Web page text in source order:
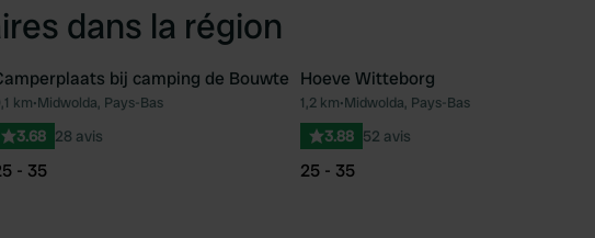
dans la région
Préféré
bij camping de Bouwte
km•Midwolda, Pays-Bas
3.68 28 avis
- 35
Hoeve Witteborg
1,2 km•Midwolda, Pays-Bas
3.88 52 avis
25 - 35